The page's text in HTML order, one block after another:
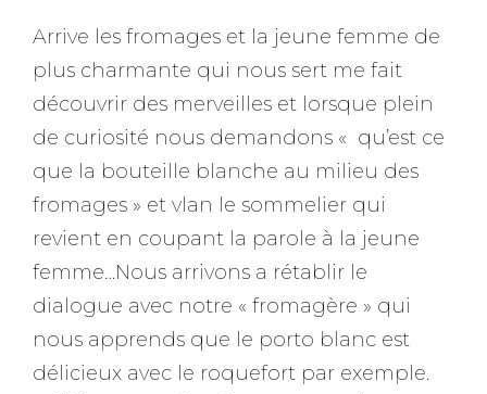
Arrive les fromages et la jeune femme de
plus charmante qui nous sert me fait
découvrir des merveilles et lorsque plein
de curiosité nous demandons « qu’est ce
que la bouteille blanche au milieu des
fromages » et vlan le sommelier qui
revient en coupant la parole à la jeune
femme…Nous arrivons a rétablir le
dialogue avec notre « fromagère » qui
nous apprends que le porto blanc est
délicieux avec le roquefort par exemple.